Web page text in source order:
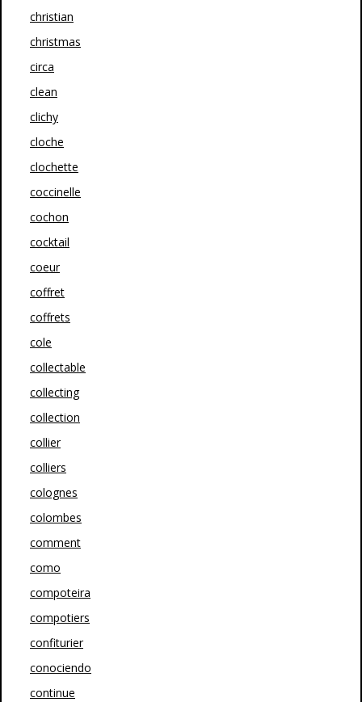
christian
christmas
circa
clean
clichy
cloche
clochette
coccinelle
cochon
cocktail
coeur
coffret
coffrets
cole
collectable
collecting
collection
collier
colliers
colognes
colombes
comment
como
compoteira
compotiers
confiturier
conociendo
continue